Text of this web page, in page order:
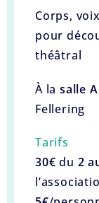
Corps,
pour
théâtral
À la salle
Fellering
Tarifs
30€ du 2